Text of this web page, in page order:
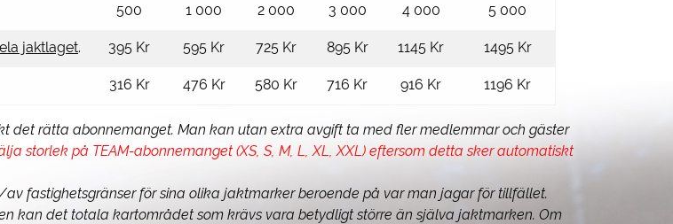
500 1 000 2 000 3 000 4 000 5 000
jaktlaget. 395 Kr 595 Kr 725 Kr 895 Kr 1145 Kr 1495 Kr
316 Kr 476 Kr 580 Kr 716 Kr 916 Kr 1196 Kr
det rätta abonnemanget. Man kan utan extra avgift ta med fler medlemmar och gäster
storlek på TEAM-abonnemanget (XS, S, M, L, XL, XXL) eftersom detta sker automatiskt
fastighetsgränser för sina olika jaktmarker beroende på var man jagar för tillfället.
kan det totala kartområdet som krävs vara betydligt större än själva jaktmarken. Om